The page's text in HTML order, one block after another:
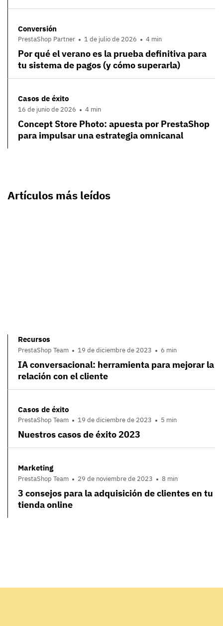
Conversión
PrestaShop Partner 1 de julio de 2026 4 min
Por qué el verano es la prueba definitiva para
tu sistema de pagos (y cómo superarla)
Casos de éxito
16 de junio de 2026 4 min
Concept Store Photo: apuesta por PrestaShop
para impulsar una estrategia omnicanal
Artículos más leídos
Recursos
PrestaShop Team 19 de diciembre de 2023 6 min
IA conversacional: herramienta para mejorar la
relación con el cliente
Casos de éxito
PrestaShop Team 19 de diciembre de 2023 5 min
Nuestros casos de éxito 2023
Marketing
PrestaShop Team 29 de noviembre de 2023 8 min
3 consejos para la adquisición de clientes en tu
tienda online